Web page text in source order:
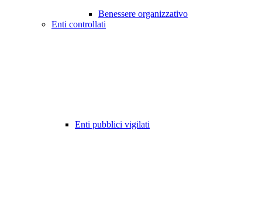
Benessere organizzativo
Enti controllati
Enti pubblici vigilati